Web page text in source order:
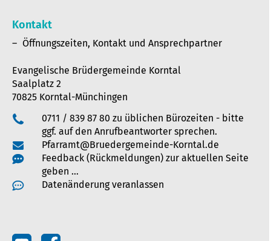
Kontakt
Öffnungszeiten, Kontakt und Ansprechpartner
Evangelische Brüdergemeinde Korntal
Saalplatz 2
70825 Korntal-Münchingen
0711 / 839 87 80 zu üblichen Bürozeiten - bitte
ggf. auf den Anrufbeantworter sprechen.
Pfarramt@Bruedergemeinde-Korntal.de
Feedback (Rückmeldungen) zur aktuellen Seite
geben …
Datenänderung veranlassen